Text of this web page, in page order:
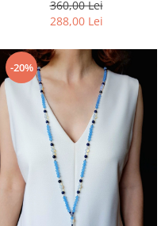
360,00 Lei
288,00 Lei
-20%